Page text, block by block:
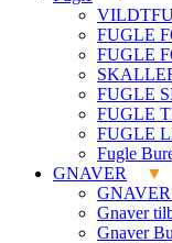
FUGLE
FUGLE
FUGLE
FUGLE
FUGLE
Fugle
GNAVER
Gnaver
Gnaver